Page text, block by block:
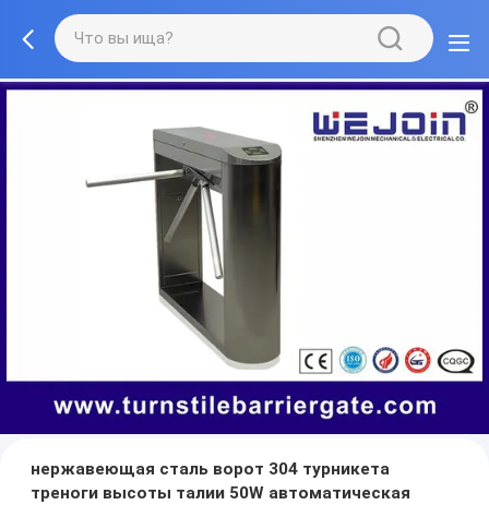
нержавеющая сталь ворот 304 турникета
треноги высоты талии 50W автоматическая